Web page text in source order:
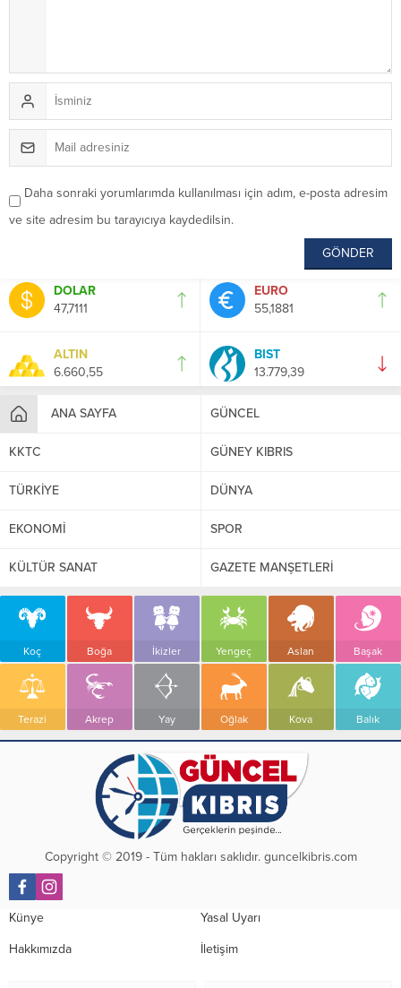
DOLAR
47,7111
EURO
55,1881
ALTIN
6.660,55
BIST
13.779,39
ANA SAYFA GÜNCEL
KKTC GÜNEY KIBRIS
TÜRKİYE DÜNYA
EKONOMİ SPOR
KÜLTÜR SANAT GAZETE MANŞETLERİ
Koç Boğa İkizler Yengeç Aslan Başak
Terazi Akrep Yay Oğlak Kova Balık
Daha sonraki yorumlarımda kullanılması için adım, e-posta adresim
ve site adresim bu tarayıcıya kaydedilsin.
Copyright © 2019 - Tüm hakları saklıdır. guncelkibris.com
Künye Yasal Uyarı
Hakkımızda İletişim